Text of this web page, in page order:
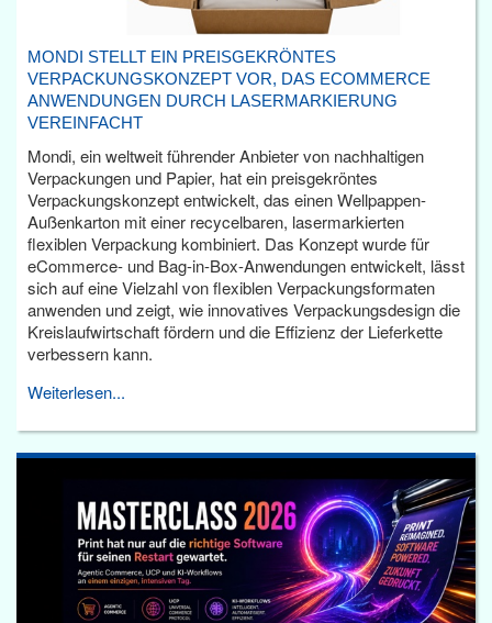
MONDI STELLT EIN PREISGEKRÖNTES
VERPACKUNGSKONZEPT VOR, DAS ECOMMERCE
ANWENDUNGEN DURCH LASERMARKIERUNG
VEREINFACHT
Mondi, ein weltweit führender Anbieter von nachhaltigen
Verpackungen und Papier, hat ein preisgekröntes
Verpackungskonzept entwickelt, das einen Wellpappen-
Außenkarton mit einer recycelbaren, lasermarkierten
flexiblen Verpackung kombiniert. Das Konzept wurde für
eCommerce- und Bag-in-Box-Anwendungen entwickelt, lässt
sich auf eine Vielzahl von flexiblen Verpackungsformaten
anwenden und zeigt, wie innovatives Verpackungsdesign die
Kreislaufwirtschaft fördern und die Effizienz der Lieferkette
verbessern kann.
Weiterlesen...